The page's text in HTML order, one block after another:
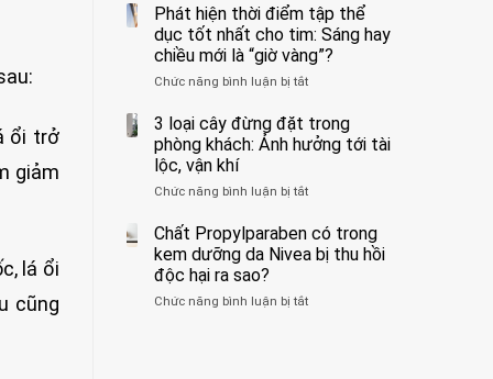
ổi trở
giảm
lá ổi
cũng
ăn
nhiều
có
thể
hại
thận
tác
hại
của
1
kiểu
đối
với
và
Bạn
nên
đàn
ông
phát
hiện
mắc
bệnh
ung
lúc
Phát hiện thời điểm tập thể
dục tốt nhất cho tim: Sáng hay
chiều mới là “giờ vàng”?
Chức năng bình luận bị tắtở
hiện
thời
điểm
thể
tốt
nhất
cho
Sáng
3 loại cây đừng đặt trong
phòng khách: Ảnh hưởng tới tài
lộc, vận khí
Chức năng bình luận bị tắtở
loại
cây
đừng
trong
Chất Propylparaben có trong
kem dưỡng da Nivea bị thu hồi
độc hại ra sao?
Chức năng bình luận bị tắtở